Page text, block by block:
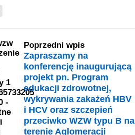
Poprzedni wpis
Zapraszamy na
konferencję inaugurującą
projekt pn. Program
edukacji zdrowotnej,
wykrywania zakażeń HBV
i HCV oraz szczepień
przeciwko WZW typu B na
terenie Aglomeracji